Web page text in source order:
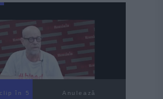
în 3 Anulează